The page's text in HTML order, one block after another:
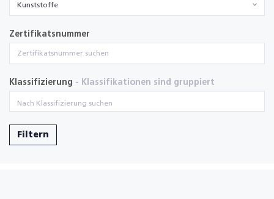
Kunststoffe
Zertifikatsnummer
Klassifizierung - Klassifikationen sind gruppiert
Filtern